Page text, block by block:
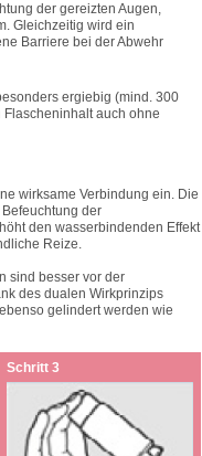
der gereizten Augen,
Gleichzeitig wird ein
Barriere bei der Abwehr
ergiebig (mind. 300
auch ohne
wirksame Verbindung ein. Die
der
den wasserbindenden Effekt
Reize.
sind besser vor der
des dualen Wirkprinzips
gelindert werden wie
Schritt 3